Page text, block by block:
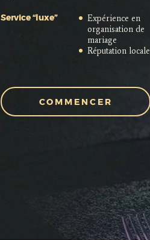
Service “luxe”
Expérience en
organisation de
mariage
Réputation locale
COMMENCER